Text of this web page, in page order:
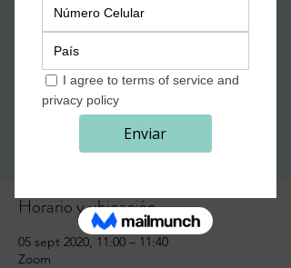
Divertida sesión de ejercicios online para
niños de 6 - 12 años
Se ha cerrado la posibilidad de
registrarse
Ver otros eventos
Horario y ubicación
05 sept 2020, 11:00 – 11:40
Zoom